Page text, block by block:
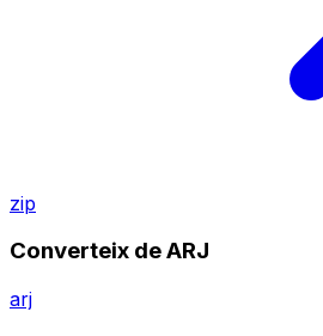
zip
Converteix de ARJ
arj